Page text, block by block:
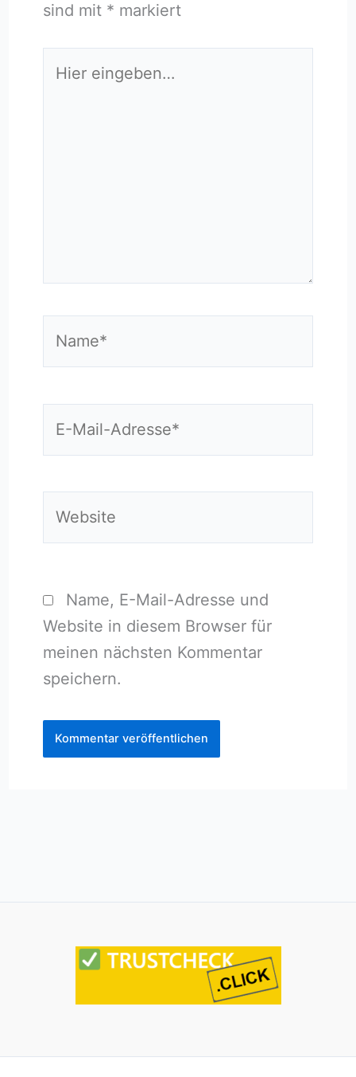
sind mit * markiert
eingeben…
Name, E-Mail-Adresse und
Website in diesem Browser für
meinen nächsten Kommentar
speichern.